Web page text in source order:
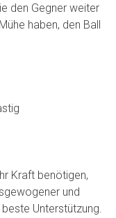
den Gegner weiter
haben, den Ball
Kraft benötigen,
und
Unterstützung.